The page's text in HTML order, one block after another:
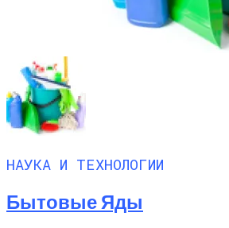
НАУКА И ТЕХНОЛОГИИ
Бытовые Яды